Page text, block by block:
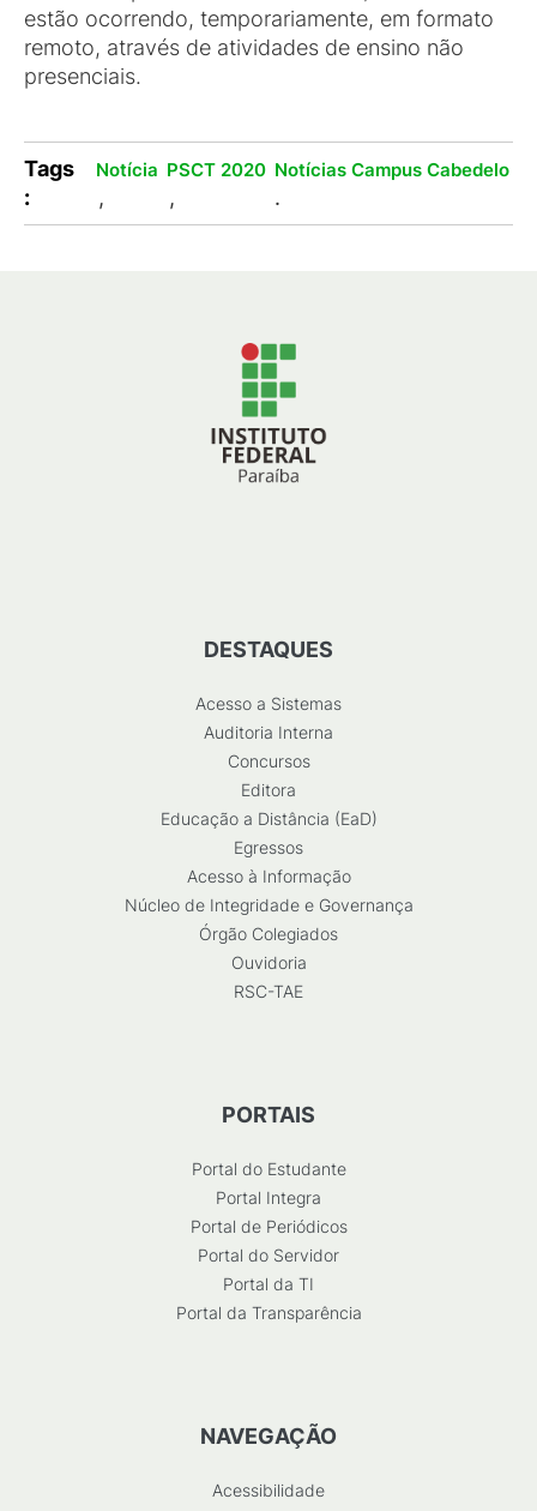
estão ocorrendo, temporariamente, em formato
remoto, através de atividades de ensino não
presenciais.
Tags
:
Notícia
,
PSCT 2020
,
Notícias Campus Cabedelo
.
DESTAQUES
Acesso a Sistemas
Auditoria Interna
Concursos
Editora
Educação a Distância (EaD)
Egressos
Acesso à Informação
Núcleo de Integridade e Governança
Órgão Colegiados
Ouvidoria
RSC-TAE
PORTAIS
Portal do Estudante
Portal Integra
Portal de Periódicos
Portal do Servidor
Portal da TI
Portal da Transparência
NAVEGAÇÃO
Acessibilidade